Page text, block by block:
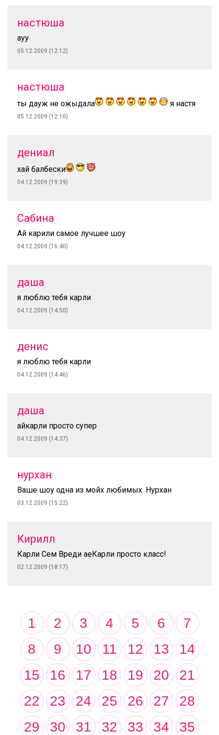
настюша
ауу
05.12.2009 (12:12)
настюша
ты дауж не ожыдала я настя
05.12.2009 (12:10)
дениал
хай балбески
04.12.2009 (19:39)
Сабина
Ай карили самое лучшее шоу
04.12.2009 (16:40)
даша
я люблю тебя карли
04.12.2009 (14:50)
денис
я люблю тебя карли
04.12.2009 (14:46)
даша
айкарли просто супер
04.12.2009 (14:37)
нурхан
Ваше шоу одна из мойх любимых. Нурхан
03.12.2009 (15:22)
Кирилл
Карли Сем Вреди аеКарли просто класс!
02.12.2009 (18:17)
1 2 3 4 5 6
7
8
9 10 11 12 13
14
15
16 17 18 19 20
21
22
23 24 25 26 27
28
29
30 31 32 33 34
35